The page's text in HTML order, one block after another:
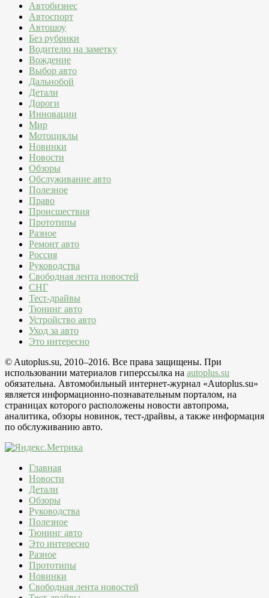
Автобизнес
Автоспорт
Автошоу
Без рубрики
Водителю на заметку
Вождение
Выбор авто
Дальнобой
Детали
Дороги
Инновации
Мир
Мотоциклы
Новинки
Новости
Обзоры
Обслуживание авто
Полезное
Право
Происшествия
Прототипы
Разное
Ремонт авто
Россия
Руководства
Свободная лента новостей
СНГ
Тест-драйвы
Тюнинг авто
Устройство авто
Уход за авто
Это интересно
© Autoplus.su, 2010–2016. Все права защищены. При
использовании материалов гиперссылка на autoplus.su
обязательна. Автомобильный интернет-журнал «Autoplus.su»
является информационно-познавательным порталом, на
страницах которого расположены новости автопрома,
аналитика, обзоры новинок, тест-драйвы, а также информация
по обслуживанию авто.
Главная
Новости
Детали
Обзоры
Руководства
Полезное
Тюнинг авто
Это интересно
Разное
Прототипы
Новинки
Свободная лента новостей